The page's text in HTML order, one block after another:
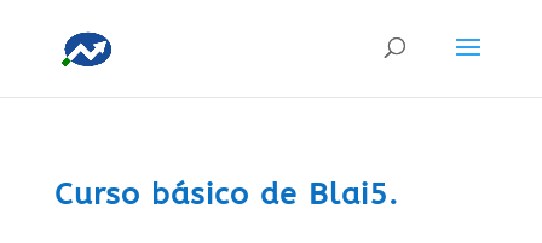
Curso básico de Blai5.